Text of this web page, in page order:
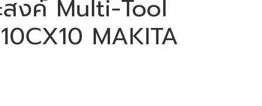
สงค์ Multi-Tool
MAKITA